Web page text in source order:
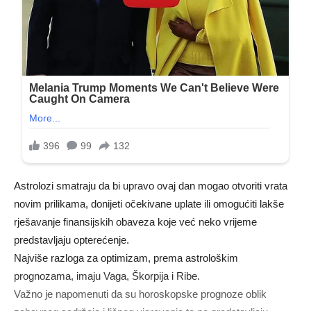
Astrolozi smatraju da bi upravo ovaj dan mogao otvoriti vrata
novim prilikama, donijeti očekivane uplate ili omogućiti lakše
rješavanje finansijskih obaveza koje već neko vrijeme
predstavljaju opterećenje.
Najviše razloga za optimizam, prema astrološkim
prognozama, imaju Vaga, Škorpija i Ribe.
Važno je napomenuti da su horoskopske prognoze oblik